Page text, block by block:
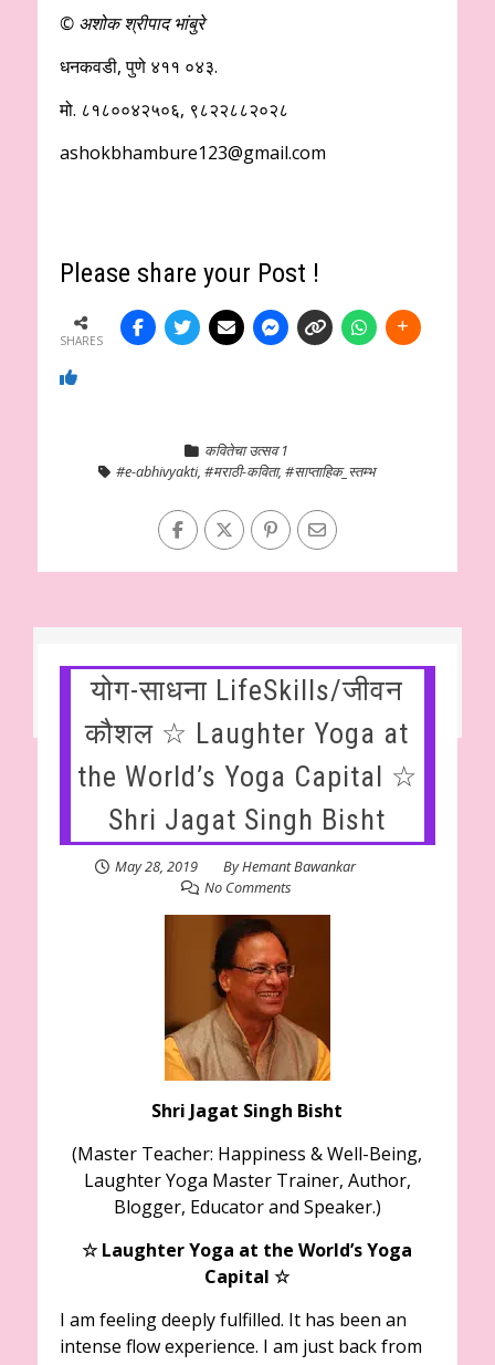
© अशोक श्रीपाद भांबुरे
धनकवडी, पुणे ४११ ०४३.
मो. ८१८००४२५०६, ९८२२८८२०२८
ashokbhambure123@gmail.com
Please share your Post !
SHARES
कवितेचा उत्सव 1
#e-abhivyakti, #मराठी-कविता, #साप्ताहिक_स्तम्भ
योग-साधना LifeSkills/जीवन
कौशल ☆ Laughter Yoga at
the World’s Yoga Capital ☆
Shri Jagat Singh Bisht
May 28, 2019 ByHemant Bawankar
No Comments
Shri Jagat Singh Bisht
(Master Teacher: Happiness & Well-Being,
Laughter Yoga Master Trainer, Author,
Blogger, Educator and Speaker.)
☆Laughter Yoga at the World’s Yoga
Capital☆
I am feeling deeply fulfilled. It has been an
intense flow experience. I am just back from